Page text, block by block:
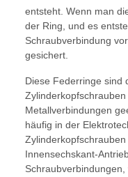
entsteht. Wenn man
der Ring, und es
Schraubverbindung
gesichert.
Diese Federringe sind
Metallverbindungen
häufig in der
Innensechskant-